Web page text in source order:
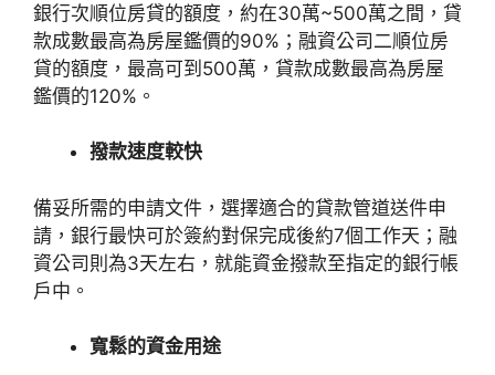
銀行次順位房貸的額度，約在30萬~500萬之間，貸
款成數最高為房屋鑑價的90%；融資公司二順位房
貸的額度，最高可到500萬，貸款成數最高為房屋
鑑價的120%。
撥款速度較快
備妥所需的申請文件，選擇適合的貸款管道送件申
請，銀行最快可於簽約對保完成後約7個工作天；融
資公司則為3天左右，就能資金撥款至指定的銀行帳
戶中。
寬鬆的資金用途